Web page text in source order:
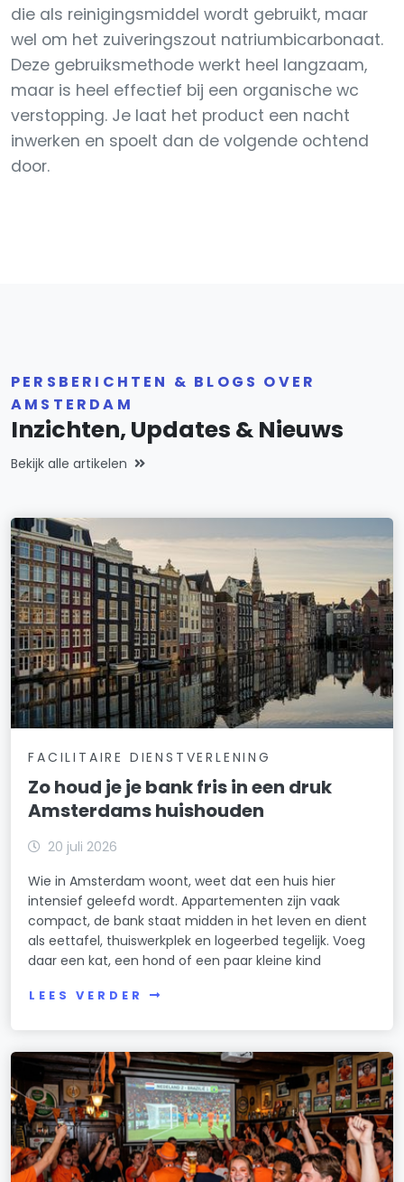
die als reinigingsmiddel wordt gebruikt, maar
wel om het zuiveringszout natriumbicarbonaat.
Deze gebruiksmethode werkt heel langzaam,
maar is heel effectief bij een organische wc
verstopping. Je laat het product een nacht
inwerken en spoelt dan de volgende ochtend
door.
PERSBERICHTEN & BLOGS OVER
AMSTERDAM
Inzichten, Updates & Nieuws
Bekijk alle artikelen
FACILITAIRE DIENSTVERLENING
Zo houd je je bank fris in een druk
Amsterdams huishouden
20 juli 2026
Wie in Amsterdam woont, weet dat een huis hier
intensief geleefd wordt. Appartementen zijn vaak
compact, de bank staat midden in het leven en dient
als eettafel, thuiswerkplek en logeerbed tegelijk. Voeg
daar een kat, een hond of een paar kleine kind
LEES VERDER